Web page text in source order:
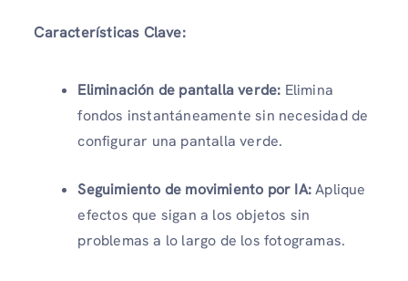
Características Clave:
Eliminación de pantalla verde: Elimina
fondos instantáneamente sin necesidad de
configurar una pantalla verde.
Seguimiento de movimiento por IA:Aplique
efectos que sigan a los objetos sin
problemas a lo largo de los fotogramas.